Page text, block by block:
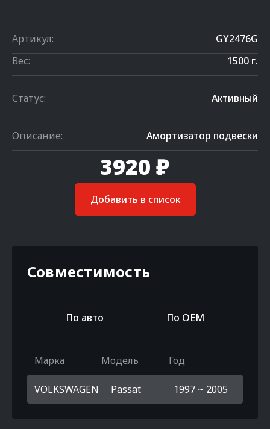
Артикул:
GY2476G
Вес:
1500 г.
Статус: Активный
Описание: Амортизатор подвески
3920 ₽
Добавить в список
Совместимость
По авто По OEM
Марка Модель Год
VOLKSWAGEN Passat 1997 ~ 2005